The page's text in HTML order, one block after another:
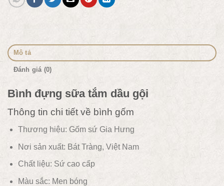
Mô tả
Đánh giá (0)
Bình đựng sữa tắm dầu gội
Thông tin chi tiết về bình gốm
Thương hiệu: Gốm sứ Gia Hưng
Nơi sản xuất: Bát Tràng, Việt Nam
Chất liệu: Sứ cao cấp
Màu sắc: Men bóng